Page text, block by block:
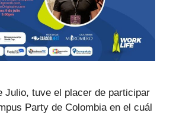
Julio, tuve el placer de participar
Party de Colombia en el cuál